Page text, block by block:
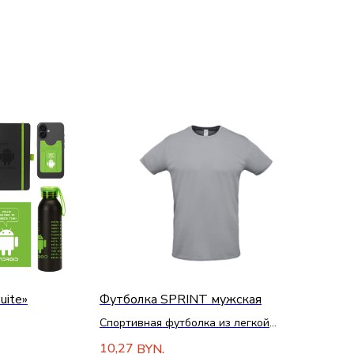
Футболка SPRINT мужская
Спортивная футболка из легкой
10,27 BYN.